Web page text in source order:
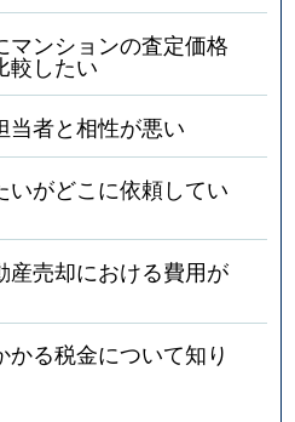
マンションの査定価格
較したい
当者と相性が悪い
いがどこに依頼してい
産売却における費用が
る税金について知り